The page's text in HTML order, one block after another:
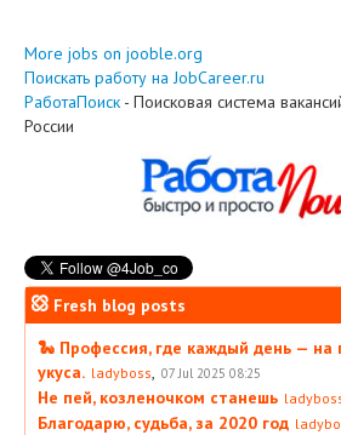
More jobs on jooble.org
Поискать работу на JobCareer.ru
РаботаПоиск - Поисковая система
России
Fresh blog posts
🐍 Профессия, где каждый день — на
укуса. ladyboss 07 Jul 2025 08:25
Не пей, козленочком станешь
Благодарю, судьба, за 2020 год